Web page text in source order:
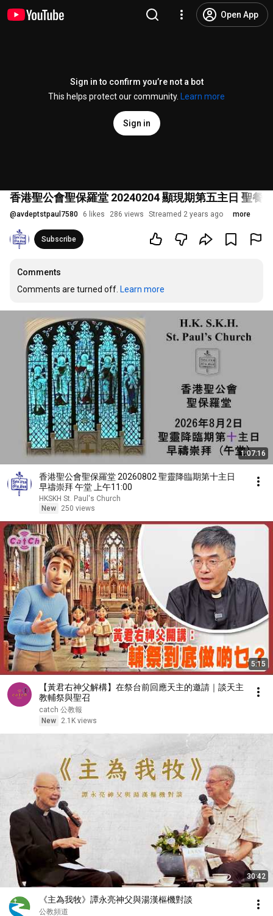
Open App
Sign in to confirm you’re not a bot
This helps protect our community.
Learn more
Sign in
香港聖公會聖保羅堂 20240204 顯現期第五主日 聖餐
@avdeptstpaul7580 6 likes 286 views Streamed 2 years ago more
Subscribe
Comments
Comments are turned off. Learn more
1:07:16
香港聖公會聖保羅堂 20260802 聖靈降臨期第十主日
早禱崇拜 午堂 上午11:00
HKSKH St. Paul's Church
New
250 views
5:15
【黃君右神父解構】在祭台前回應天主的邀請｜談天主
教輔祭與聖召
catch 公教報
New
2.1K views
30:42
《主為我牧》譚永亮神父與湯漢樞機對談
公教頻道